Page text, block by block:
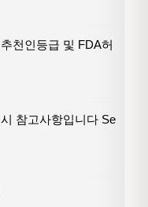
추천인등급 및 FDA허
참고사항입니다 Se